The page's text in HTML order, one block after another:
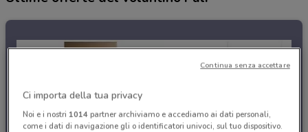
Ci importa della tua privacy
Noi e i nostri 1014partner archiviamo e accediamo ai dati personali,
come i dati di navigazione gli o identificatori univoci, sul tuo dispositivo.
Continua senza accettare